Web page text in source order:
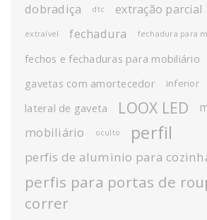
dobradiça dtc extração parcial
extraível fechadura fechadura para
fechos e fechaduras para mobiliário
gavetas com amortecedor
inferior
lateral de gaveta LOOX LED
mobiliário oculto perfil
perfis de aluminio para
perfis para portas de
correr